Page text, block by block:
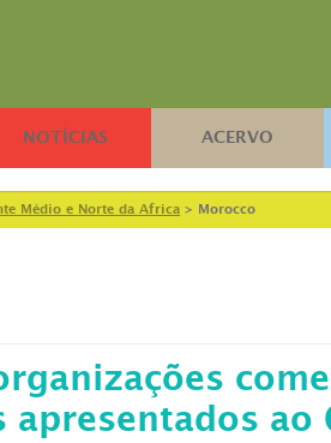
NOTÍCIAS ACERVO
Médio e Norte da Africa > Morocco
apresentados ao